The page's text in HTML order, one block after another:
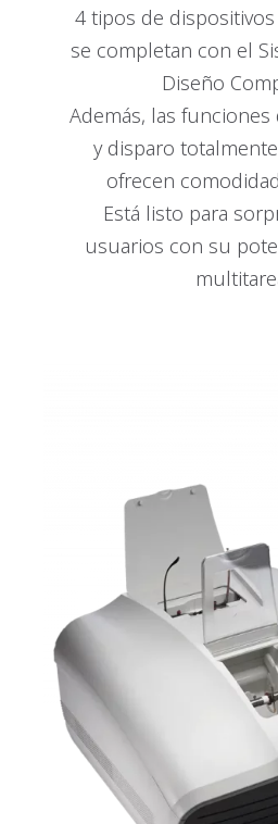
4 tipos de
se completan con el
Diseño
Además, las
y disparo
ofrecen
Está listo para
usuarios con su